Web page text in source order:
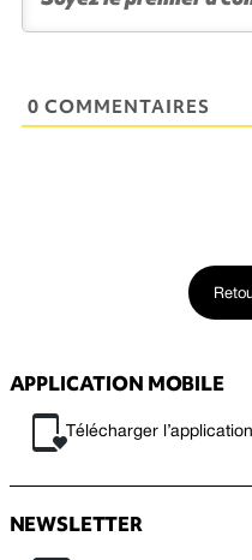
0 COMMENTAIRES
APPLICATION MOBILE
Télécharger
NEWSLETTER